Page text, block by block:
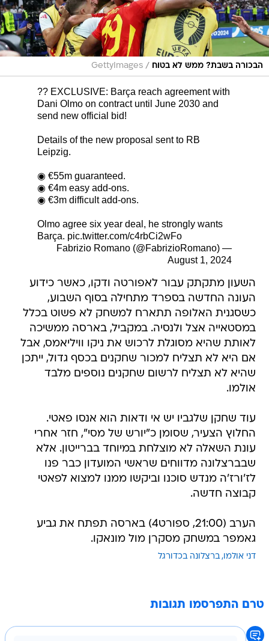
הבכורה בשבת? ממש לא בטוח /
GettyImages
?? EXCLUSIVE: Barça reach agreement with
Dani Olmo on contract until June 2030 and
send new official bid!
Details of the new proposal sent to RB
Leipzig.
◉ €55m guaranteed.
◉ €4m easy add-ons.
◉ €3m difficult add-ons.
Olmo agree six year deal, he strongly wants
Barça. pic.twitter.com/c4rbCi2wFo
— Fabrizio Romano (@FabrizioRomano)
August 1, 2024
השעון מתקתק עבור לאפורטה ודקו, כאשר כידוע
העונה החדשה בספרד מתחילה בסוף השבוע,
כשסגנית האלופה תתארח למשחק לא פשוט בכלל
במסטאייה אצל ולנסיה. במקביל, בארסה ממשיכה
לאותת שהיא מסוגלת לרכוש את ניקו וויליאמס, אבל
אם היא לא תצליח למכור שחקנים בכסף גדול, ייתכן
שהיא לא תצליח לרשום שחקנים נוספים מלבד
אולמו.
עוד שחקן שלגביו יש אי ודאות הוא אנסו פאטי.
החלוץ הצעיר, שסומן כ"יורש של מסי", חזר אחרי
עונת השאלה לא מוצלחת במיוחד בברייטון. אלא
שבברצלונה מדווחים שראשי המועדון כבר פנו
לז'ורז'ה מנדש סוכנו וביקשו ממנו למצוא לפאטי
קבוצה חדשה.
הערב (21:00, ספורט4) בארסה תפתח את גביע
גאמפר במשחק מסקרן מול מונאקו.
דני אולמו ברצלונה בכדורגל
טרם התפרסמו תגובות